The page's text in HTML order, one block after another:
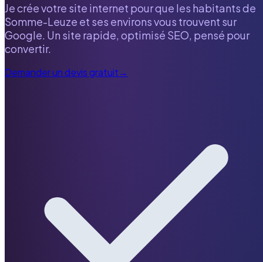
Je crée votre site internet pour que les habitants de
Somme-Leuze et ses environs vous trouvent sur
Google. Un site rapide, optimisé SEO, pensé pour
convertir.
Demander un devis gratuit→